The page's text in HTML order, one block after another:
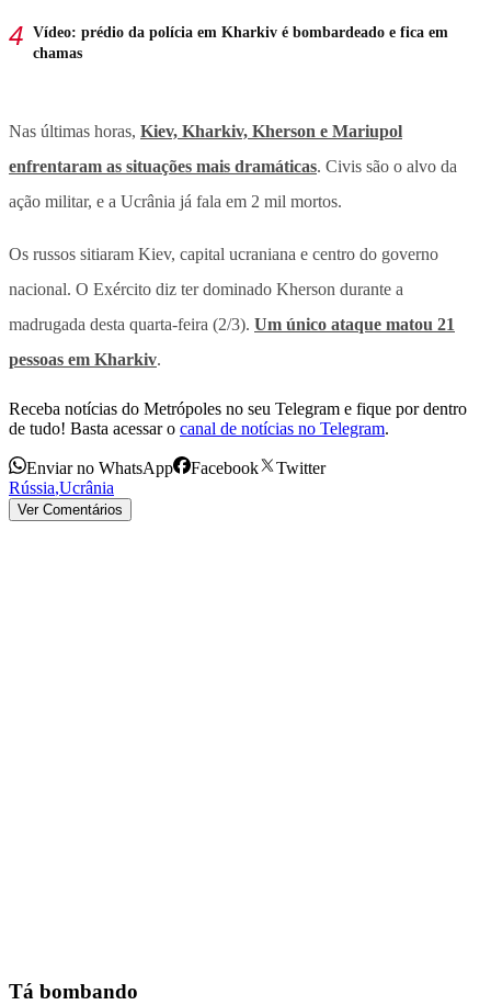
Vídeo: prédio da polícia em Kharkiv é bombardeado e fica em
chamas
Nas últimas horas, Kiev, Kharkiv, Kherson e Mariupol
enfrentaram as situações mais dramáticas. Civis são o alvo da
ação militar, e a Ucrânia já fala em 2 mil mortos.
Os russos sitiaram Kiev, capital ucraniana e centro do governo
nacional. O Exército diz ter dominado Kherson durante a
madrugada desta quarta-feira (2/3). Um único ataque matou 21
pessoas em Kharkiv.
Receba notícias do Metrópoles no seu Telegram e fique por dentro
de tudo! Basta acessar o canal de notícias no Telegram.
Enviar no WhatsApp Facebook
Twitter
Rússia,Ucrânia
Ver Comentários
Tá bombando